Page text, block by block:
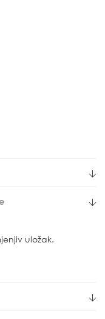
uložak.